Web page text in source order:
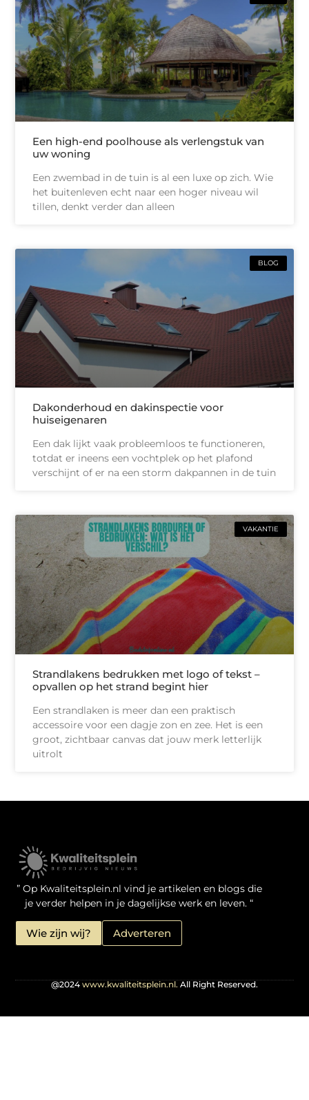
Een high-end poolhouse als verlengstuk van
uw woning
Een zwembad in de tuin is al een luxe op zich. Wie
het buitenleven echt naar een hoger niveau wil
tillen, denkt verder dan alleen
BLOG
Dakonderhoud en dakinspectie voor
huiseigenaren
Een dak lijkt vaak probleemloos te functioneren,
totdat er ineens een vochtplek op het plafond
verschijnt of er na een storm dakpannen in de tuin
VAKANTIE
Strandlakens bedrukken met logo of tekst –
opvallen op het strand begint hier
Een strandlaken is meer dan een praktisch
accessoire voor een dagje zon en zee. Het is een
groot, zichtbaar canvas dat jouw merk letterlijk
uitrolt
” Op Kwaliteitsplein.nl vind je artikelen en blogs die
je verder helpen in je dagelijkse werk en leven. “
Wie zijn wij? Adverteren
@2024 www.kwaliteitsplein.nl. All Right Reserved.